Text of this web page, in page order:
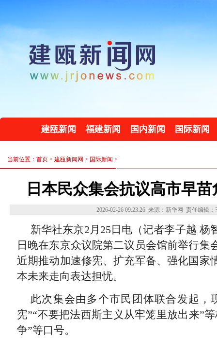
建瓯新闻 福建新闻 国内新闻 国际新闻
当前位置：首页 > 建瓯新闻网 > 国际新闻 >
日本民众集会抗议高市早
2026-02-26 09:23:26 来源：新华网 责任编辑：
新华社东京2月25日电（记者李子越 杨
日晚在东京众议院第二议员会馆前举行集
近期推动加速修宪、扩充军备、强化国家
本未来走向表达担忧。
此次集会由多个市民团体联合发起，
宪”“不要把法西斯主义从牢笼里放出来”
争”等口号。